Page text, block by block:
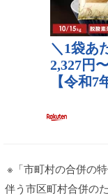
※「市町村の合併の
伴う市区町村合併の